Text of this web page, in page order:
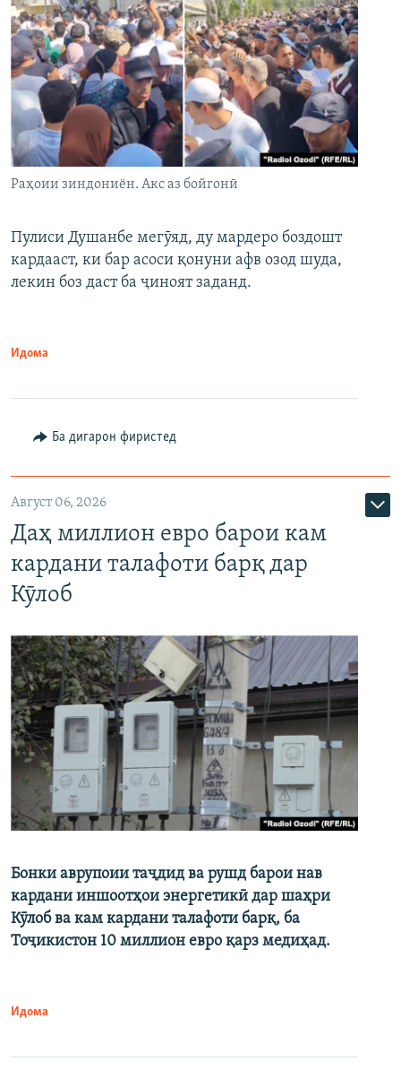
Раҳоии зиндониён. Акс аз бойгонӣ
Пулиси Душанбе мегӯяд, ду мардеро боздошт
кардааст, ки бар асоси қонуни афв озод шуда,
лекин боз даст ба ҷиноят заданд.
Идома
Ба дигарон фиристед
Август 06, 2026
Даҳ миллион евро барои кам
кардани талафоти барқ дар
Кӯлоб
Бонки аврупоии таҷдид ва рушд барои нав
кардани иншоотҳои энергетикӣ дар шаҳри
Кӯлоб ва кам кардани талафоти барқ, ба
Тоҷикистон 10 миллион евро қарз медиҳад.
Идома